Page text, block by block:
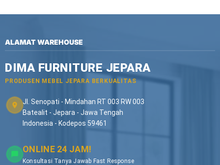
ALAMAT WAREHOUSE
DIMA FURNITURE JEPARA
PRODUSEN MEBEL JEPARA BERKUALITAS
Jl. Senopati - Mindahan RT 003 RW 003
Batealit - Jepara - Jawa Tengah
Indonesia - Kodepos 59461
ONLINE 24 JAM!
Konsultasi Tanya Jawab Fast Response